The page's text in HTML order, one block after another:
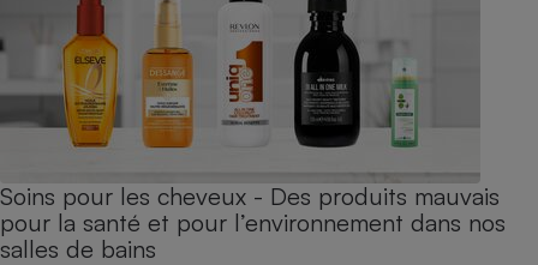
Soins pour les cheveux - Des produits mauvais
pour la santé et pour l’environnement dans nos
salles de bains